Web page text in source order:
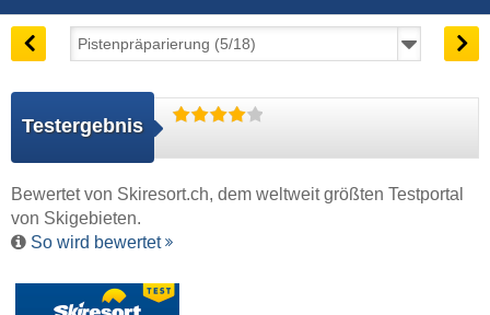
Testergebnis
Bewertet von Skiresort.ch, dem weltweit größten Testportal
von Skigebieten.
So wird bewertet